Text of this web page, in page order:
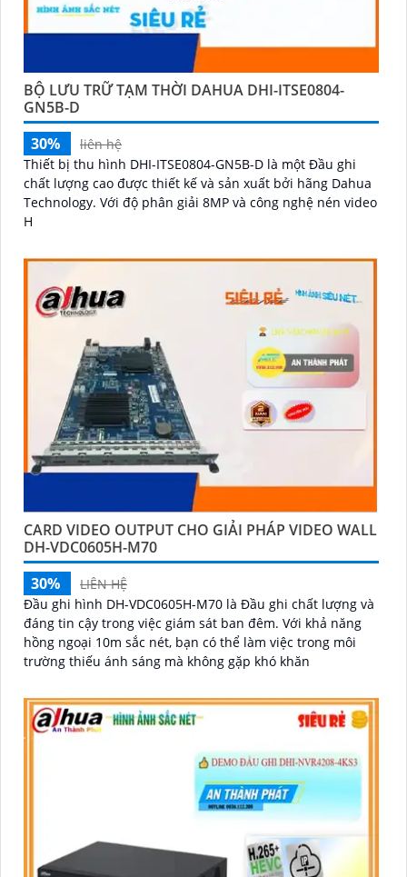
BỘ LƯU TRỮ TẠM THỜI DAHUA DHI-ITSE0804-
GN5B-D
30%
liên hệ
Thiết bị thu hình DHI-ITSE0804-GN5B-D là một Đầu ghi
chất lượng cao được thiết kế và sản xuất bởi hãng Dahua
Technology. Với độ phân giải 8MP và công nghệ nén video
H
CARD VIDEO OUTPUT CHO GIẢI PHÁP VIDEO WALL
DH-VDC0605H-M70
30%
LIÊN HỆ
Đầu ghi hình DH-VDC0605H-M70 là Đầu ghi chất lượng và
đáng tin cậy trong việc giám sát ban đêm. Với khả năng
hồng ngoại 10m sắc nét, bạn có thể làm việc trong môi
trường thiếu ánh sáng mà không gặp khó khăn